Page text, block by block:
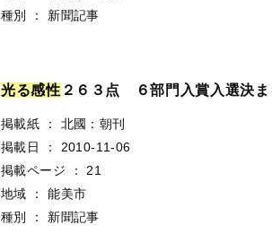
種別
： 新聞記事
光る感性 ２６３点 ６部門入賞入選決
掲載紙 ：
北國：朝刊
掲載日
：
2010-11-06
掲載ページ
：
21
地域
：
能美市
種別
： 新聞記事